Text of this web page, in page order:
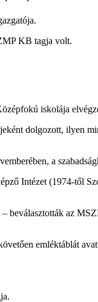
KB tagja volt.
iskolája
dolgozott, ilyen
a
Intézet (1974-től
beválasztották az
emléktáblát